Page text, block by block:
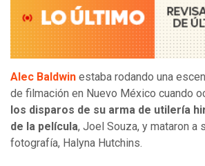
Alec Baldwin estaba rodando una
de filmación en Nuevo México cuando
los disparos de su arma de utilería
de la película, Joel Souza, y mataron a
fotografía, Halyna Hutchins.